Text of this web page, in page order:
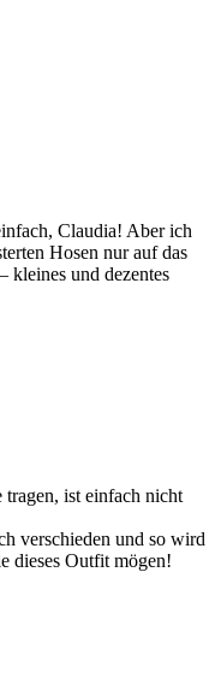
Claudia! Aber ich
Hosen nur auf das
kleines und dezentes
ist einfach nicht
verschieden und so wird
dieses Outfit mögen!